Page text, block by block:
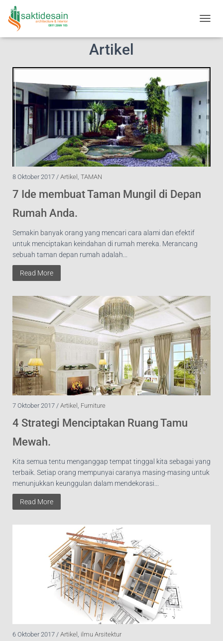
N
V
G
A
S
I
Artikel
8 Oktober 2017 / Artikel TAMAN
7 Ide membuat Taman Mungil di Depan
Rumah Anda.
Semakin banyak orang yang mencari cara alami dan efektif
untuk menciptakan keindahan di rumah mereka. Merancang
sebuah taman depan rumah adalah...
Read More
7 Oktober 2017 / Artikel Furniture
4 Strategi Menciptakan Ruang Tamu
Mewah.
Kita semua tentu menganggap tempat tinggal kita sebagai yang
terbaik. Setiap orang mempunyai caranya masing-masing untuk
menunjukkan keunggulan dalam mendekorasi...
Read More
6 Oktober 2017 / Artikel ilmu Arsitektur